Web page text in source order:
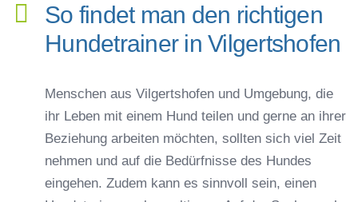
So findet man den richtigen
Hundetrainer in Vilgertshofen
Menschen aus Vilgertshofen und Umgebung, die
ihr Leben mit einem Hund teilen und gerne an ihrer
Beziehung arbeiten möchten, sollten sich viel Zeit
nehmen und auf die Bedürfnisse des Hundes
eingehen. Zudem kann es sinnvoll sein, einen